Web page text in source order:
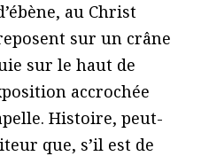
au Christ
sur un crâne
sur le haut de
accrochée
Histoire, peut-
que, s’il est de